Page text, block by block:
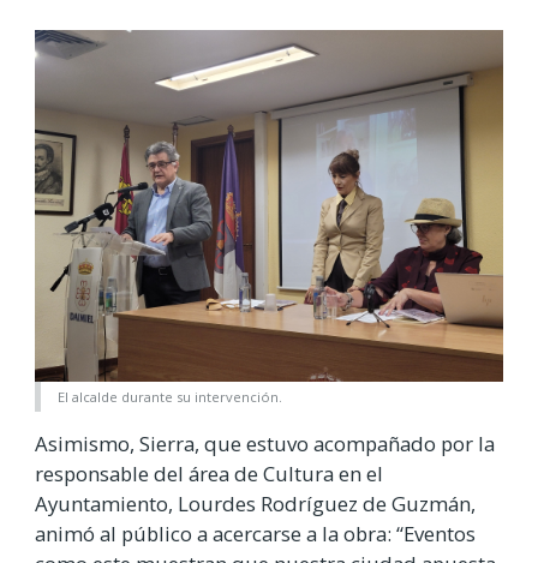
El alcalde durante su intervención.
Asimismo, Sierra, que estuvo acompañado por la
responsable del área de Cultura en el
Ayuntamiento, Lourdes Rodríguez de Guzmán,
animó al público a acercarse a la obra: “Eventos